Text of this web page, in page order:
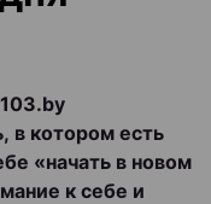
в котором есть
«начать в новом
к себе и